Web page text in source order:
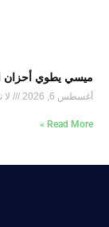
ميسي يطوي أحزان
أغسطس 6, 2026
Read More »